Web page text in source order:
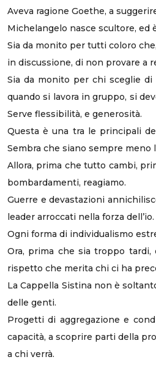
Aveva ragione Goethe, a
Michelangelo nasce scultore, ed
Sia da monito per tutti coloro
in discussione, di non provare a
Sia da monito per chi sceglie
quando si lavora in gruppo, si
Serve flessibilità, e generosità.
Questa è una tra le principali
Sembra che siano sempre
Allora, prima che tutto cambi,
bombardamenti, reagiamo.
Guerre e devastazioni
leader arroccati nella forza dell’io.
Ogni forma di individualismo
Ora, prima che sia troppo
rispetto che merita chi ci ha
La Cappella Sistina non è
delle genti.
Progetti di aggregazione e
capacità, a scoprire parti della
a chi verrà.